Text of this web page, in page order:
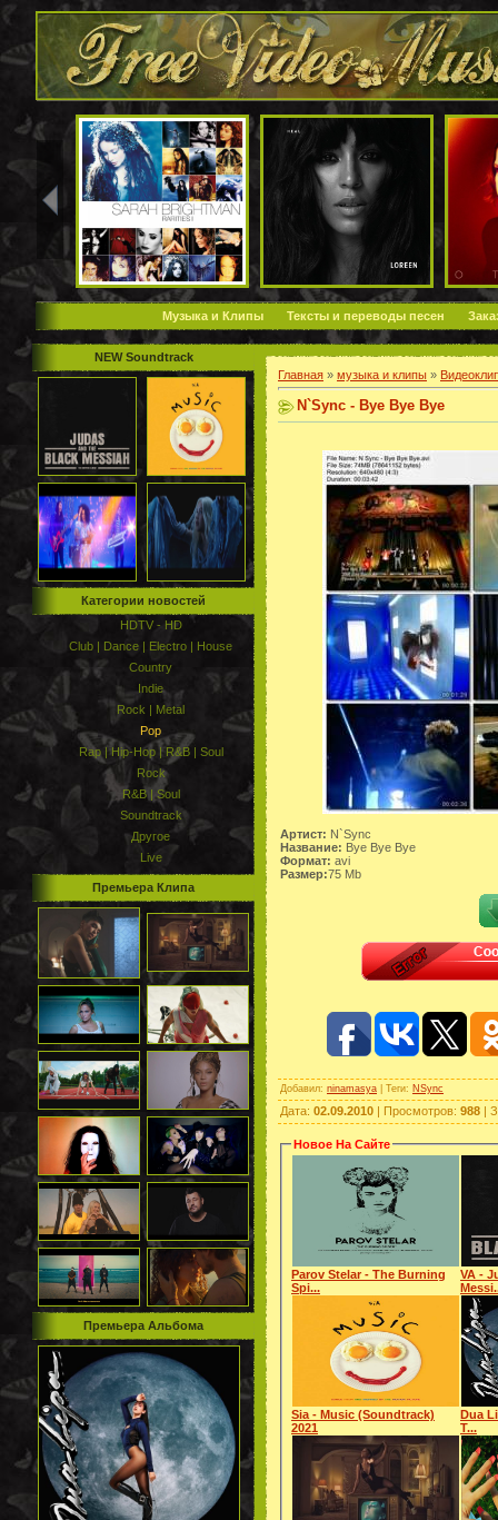
Музыка и Клипы Тексты и переводы песен
NEW Soundtrack
Категории новостей
HDTV - HD
Club | Dance | Electro | House
Country
Indie
Rock | Metal
Pop
Rap | Hip-Hop | R&B | Soul
Rock
R&B | Soul
Soundtrack
Другое
Live
Премьера Клипа
Премьера Альбома
Главная » музыка и клипы »
N`Sync - Bye Bye Bye
Артист: N`Sync
Название: Bye Bye Bye
Формат: avi
Размер:75 Mb
Добавил: ninamasya Теги: NSync
Дата: 02.09.2010 | Просмотров: 988 |
Новое На Сайте
Parov Stelar - The Burning
Spi...
VA -
Sia - Music (Soundtrack)
2021
Dua
T...